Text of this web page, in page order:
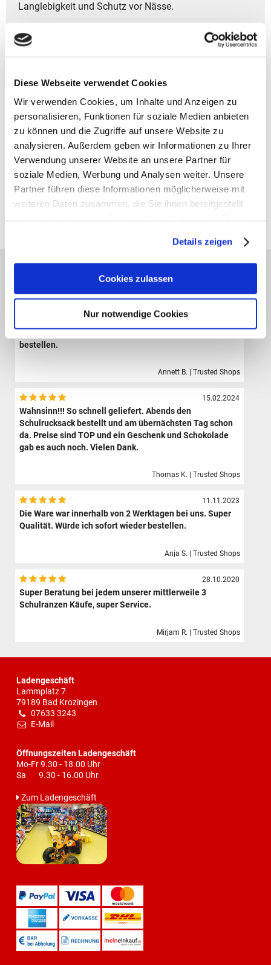
Diese Webseite verwendet Cookies
Wir verwenden Cookies, um Inhalte und Anzeigen zu
personalisieren, Funktionen für soziale Medien anbieten
zu können und die Zugriffe auf unsere Website zu
analysieren. Außerdem geben wir Informationen zu Ihrer
Verwendung unserer Website an unsere Partner für
soziale Medien, Werbung und Analysen weiter. Unsere
Partner führen diese Informationen möglicherweise mit
weiteren Daten zusammen, die Sie ihnen bereitgestellt
Details zeigen
Cookies zulassen
Nur notwendige Cookies
Langlebigkeit und Schutz vor Nässe.
> Hersteller: Reisenthel Accessoires GmbH & Co. KG
Zeppelinstr. 4
- Kontakt:
Tel.: +49 8105 772920
Fax: +49 8105 77292-920
E-Mail: service@reisenthel.com
Gutscheine bestellen
Das sagen unsere Kunden:
Der Shop hat eine sehr große Auswahl hochwertiger
Sporttaschen, Schulranzen und Zubehör.Die Bestellung
ist sehr einfach und der Versand erfolgte sehr schnell.
Ich bin sehr zufrieden und werde definitiv wieder hier
bestellen.
Annett B. | Trusted Shops
15.02.2024
Wahnsinn!!! So schnell geliefert. Abends den
Schulrucksack bestellt und am übernächsten Tag schon
da. Preise sind TOP und ein Geschenk und Schokolade
gab es auch noch. Vielen Dank.
Thomas K. | Trusted Shops
11.11.2023
Die Ware war innerhalb von 2 Werktagen bei uns. Super
Qualität. Würde ich sofort wieder bestellen.
Anja S. | Trusted Shops
28.10.2020
Super Beratung bei jedem unserer mittlerweile 3
Schulranzen Käufe, super Service.
Mirjam R. | Trusted Shops
Ladengeschäft
Lammplatz 7
79189 Bad Krozingen
07633 3243
E-Mail
Öffnungszeiten Ladengeschäft
Mo-Fr 9.30 - 18.00 Uhr
Sa 9.30 - 16.00 Uhr
Zum Ladengeschäft